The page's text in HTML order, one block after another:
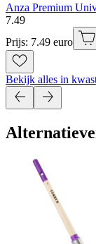
Anza Premium
7.49
Prijs: 7.49 euro
Bekijk alles in